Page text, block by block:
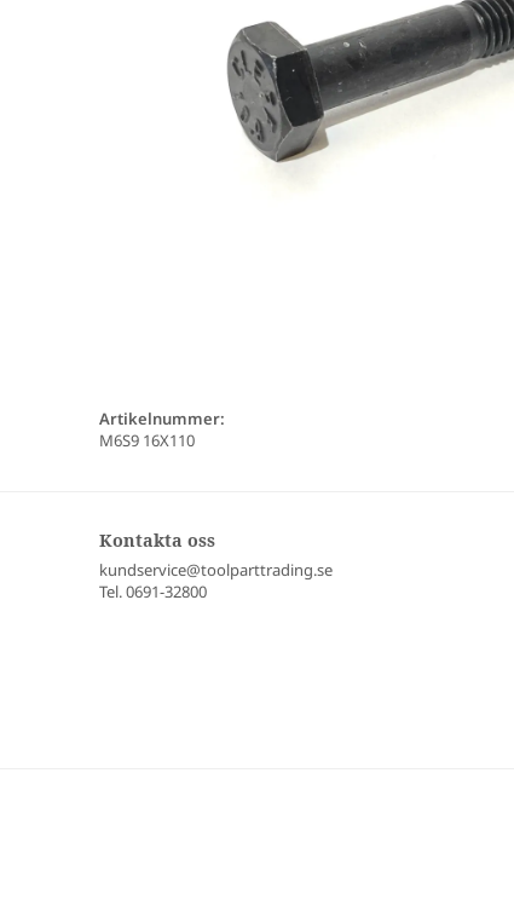
Artikelnummer:
M6S9 16X110
Kontakta oss
kundservice@toolparttrading.se
Tel. 0691-32800